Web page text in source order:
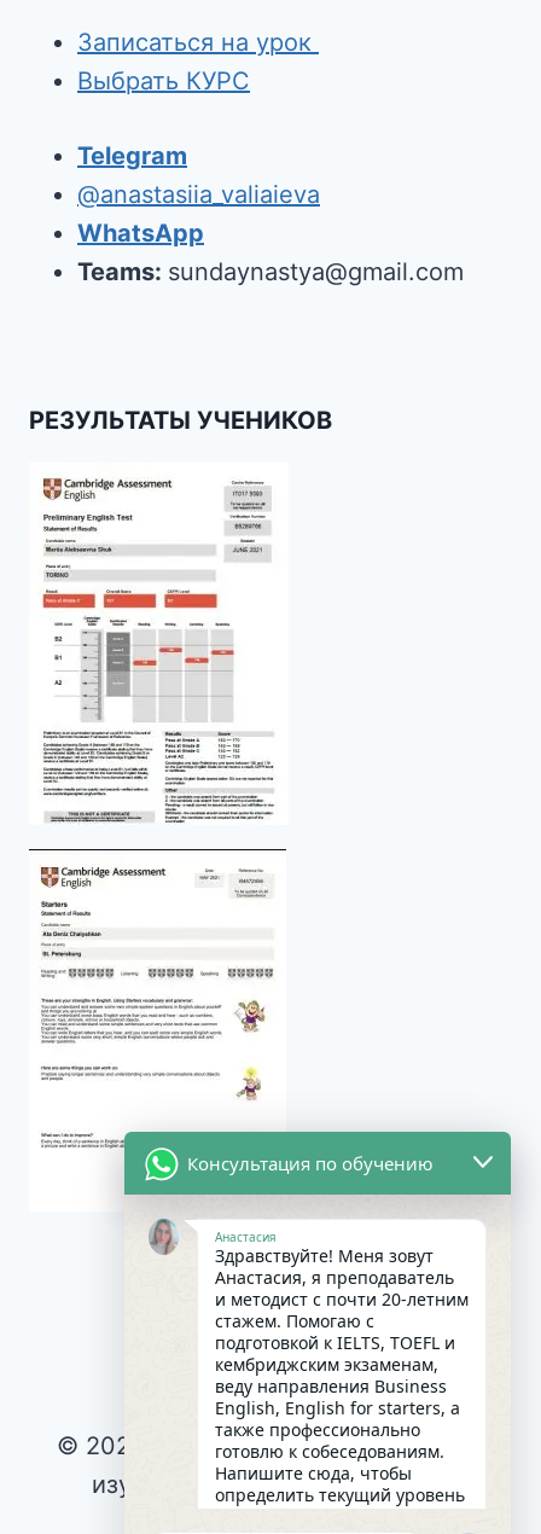
Записаться на урок
Выбрать КУРС
Telegram
@anastasiia_valiaieva
WhatsApp
Teams: sundaynastya@gmail.com
РЕЗУЛЬТАТЫ УЧЕНИКОВ
© 2026 Интересное и эффективное
изучение английского языка |
Консультация по обучению
Анастасия
Здравствуйте! Меня зовут
Анастасия, я преподаватель
и методист с почти 20-летним
стажем. Помогаю с
подготовкой к IELTS, TOEFL и
кембриджским экзаменам,
веду направления Business
English, English for starters, а
также профессионально
готовлю к собеседованиям.
Напишите сюда, чтобы
определить текущий уровень
английского и составить